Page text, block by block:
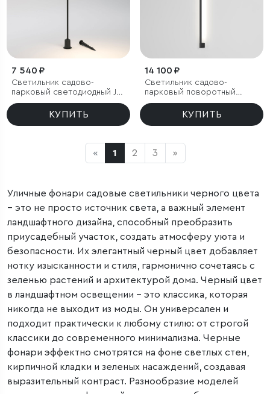
7 540 ₽
Светильник садово-
парковый светодиодный Joli
черный
КУПИТЬ
14 100 ₽
Светильник садово-
парковый поворотный
Argos 12W 4000K черный
КУПИТЬ
« 1 2 3 »
Уличные фонари садовые светильники черного цвета
– это не просто источник света, а важный элемент
ландшафтного дизайна, способный преобразить
приусадебный участок, создать атмосферу уюта и
безопасности. Их элегантный черный цвет добавляет
нотку изысканности и стиля, гармонично сочетаясь с
зеленью растений и архитектурой дома. Черный цвет
в ландшафтном освещении – это классика, которая
никогда не выходит из моды. Он универсален и
подходит практически к любому стилю: от строгой
классики до современного минимализма. Черные
фонари эффектно смотрятся на фоне светлых стен,
кирпичной кладки и зеленых насаждений, создавая
выразительный контраст. Разнообразие моделей